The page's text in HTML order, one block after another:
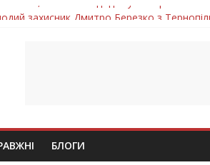
захисник Дмитро Березко з
Петро Федів повертається до
захисника Володимира Дичку
– Ангелом додому
БЛОГИ